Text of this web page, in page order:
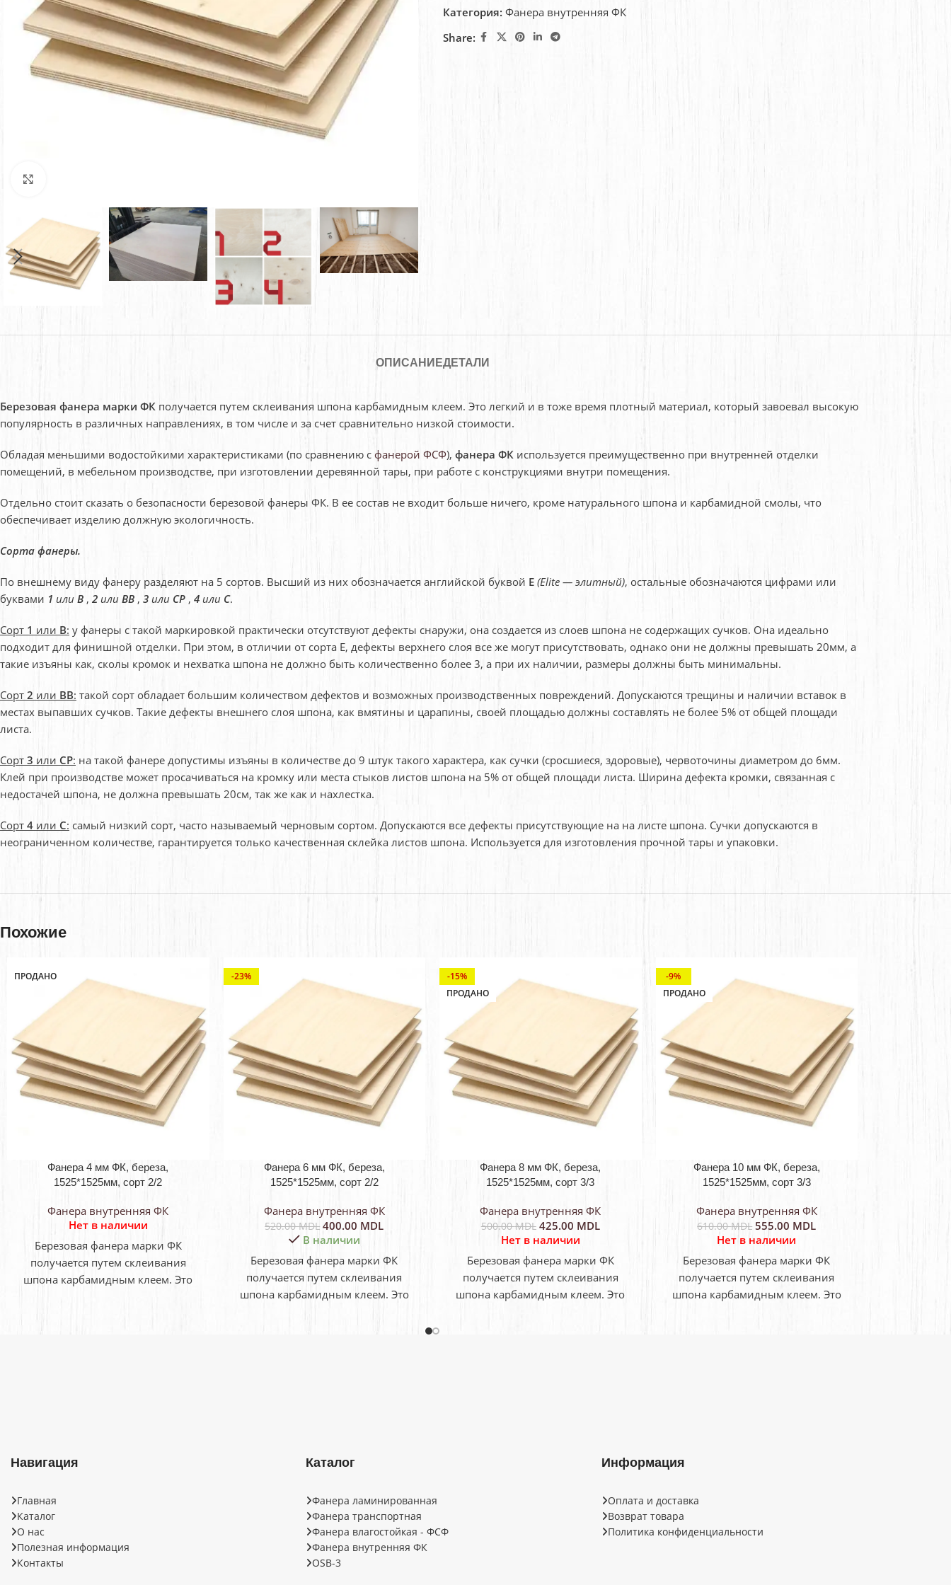
Категория: Фанера внутренняя ФК
Share:
ОПИСАНИЕДЕТАЛИ
Березовая фанера марки ФК получается путем склеивания шпона карбамидным клеем. Это легкий и в тоже время плотный материал, который завоевал высокую
популярность в различных направлениях, в том числе и за счет сравнительно низкой стоимости.
Обладая меньшими водостойкими характеристиками (по сравнению с фанерой ФСФ), фанера ФК используется преимущественно при внутренней отделки
помещений, в мебельном производстве, при изготовлении деревянной тары, при работе с конструкциями внутри помещения.
Отдельно стоит сказать о безопасности березовой фанеры ФК. В ее состав не входит больше ничего, кроме натурального шпона и карбамидной смолы, что
обеспечивает изделию должную экологичность.
Сорта фанеры.
По внешнему виду фанеру разделяют на 5 сортов. Высший из них обозначается английской буквой E (Elite — элитный), остальные обозначаются цифрами или
буквами 1 или B , 2 или BB , 3 или CP , 4 или C.
Сорт 1 или B: у фанеры с такой маркировкой практически отсутствуют дефекты снаружи, она создается из слоев шпона не содержащих сучков. Она идеально
подходит для финишной отделки. При этом, в отличии от сорта E, дефекты верхнего слоя все же могут присутствовать, однако они не должны превышать 20мм, а
такие изъяны как, сколы кромок и нехватка шпона не должно быть количественно более 3, а при их наличии, размеры должны быть минимальны.
Сорт 2 или BB: такой сорт обладает большим количеством дефектов и возможных производственных повреждений. Допускаются трещины и наличии вставок в
местах выпавших сучков. Такие дефекты внешнего слоя шпона, как вмятины и царапины, своей площадью должны составлять не более 5% от общей площади
листа.
Сорт 3 или CP: на такой фанере допустимы изъяны в количестве до 9 штук такого характера, как сучки (сросшиеся, здоровые), червоточины диаметром до 6мм.
Клей при производстве может просачиваться на кромку или места стыков листов шпона на 5% от общей площади листа. Ширина дефекта кромки, связанная с
недостачей шпона, не должна превышать 20см, так же как и нахлестка.
Сорт 4 или C: самый низкий сорт, часто называемый черновым сортом. Допускаются все дефекты присутствующие на на листе шпона. Сучки допускаются в
неограниченном количестве, гарантируется только качественная склейка листов шпона. Используется для изготовления прочной тары и упаковки.
Похожие
ПРОДАНО
Фанера 4 мм ФК, береза,
1525*1525мм, сорт 2/2
Фанера внутренняя ФК
Нет в наличии
Березовая фанера марки ФК
получается путем склеивания
шпона карбамидным клеем. Это
-23%
Фанера 6 мм ФК, береза,
1525*1525мм, сорт 2/2
Фанера внутренняя ФК
520.00MDL 400.00 MDL
В наличии
Березовая фанера марки ФК
получается путем склеивания
шпона карбамидным клеем. Это
-15%
ПРОДАНО
Фанера 8 мм ФК, береза,
1525*1525мм, сорт 3/3
Фанера внутренняя ФК
500.00MDL 425.00 MDL
Нет в наличии
Березовая фанера марки ФК
получается путем склеивания
шпона карбамидным клеем. Это
-9%
ПРОДАНО
Фанера 10 мм ФК, береза,
1525*1525мм, сорт 3/3
Фанера внутренняя ФК
610.00MDL 555.00 MDL
Нет в наличии
Березовая фанера марки ФК
получается путем склеивания
шпона карбамидным клеем. Это
Навигация
Главная
Каталог
О нас
Полезная информация
Контакты
Каталог
Фанера ламинированная
Фанера транспортная
Фанера влагостойкая - ФСФ
Фанера внутренняя ФК
OSB-3
Информация
Оплата и доставка
Возврат товара
Политика конфиденциальности